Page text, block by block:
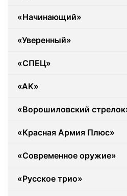
«Начинающий»
«Уверенный»
«СПЕЦ»
«АК»
«Ворошиловский
«Красная Армия Плюс»
«Современное оружие»
«Русское трио»